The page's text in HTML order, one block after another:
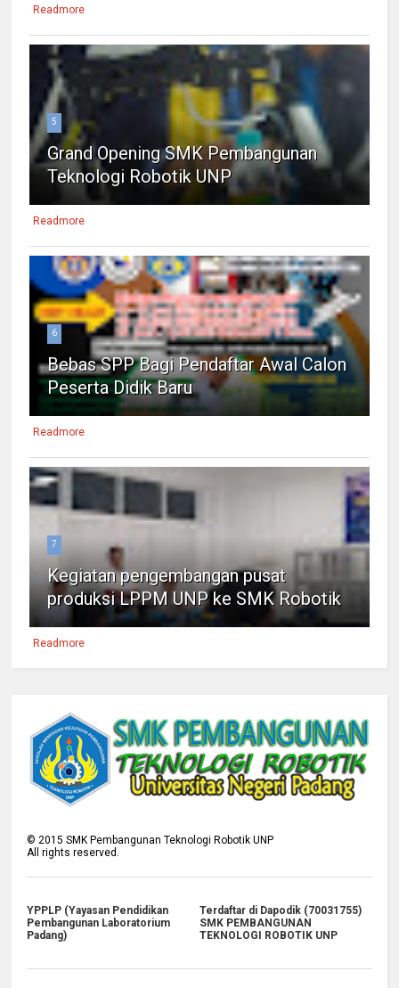
Readmore
5
Grand Opening SMK Pembangunan
Teknologi Robotik UNP
Readmore
6
Bebas SPP Bagi Pendaftar Awal Calon
Peserta Didik Baru
Readmore
7
Kegiatan pengembangan pusat
produksi LPPM UNP ke SMK Robotik
Readmore
© 2015 SMK Pembangunan Teknologi Robotik UNP
All rights reserved.
YPPLP (Yayasan Pendidikan
Pembangunan Laboratorium
Padang)
Terdaftar di Dapodik (70031755)
SMK PEMBANGUNAN
TEKNOLOGI ROBOTIK UNP